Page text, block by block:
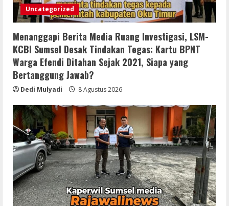
Uncategorized
Menanggapi Berita Media Ruang Investigasi, LSM-
KCBI Sumsel Desak Tindakan Tegas: Kartu BPNT
Warga Efendi Ditahan Sejak 2021, Siapa yang
Bertanggung Jawab?
Dedi Mulyadi 8 Agustus 2026